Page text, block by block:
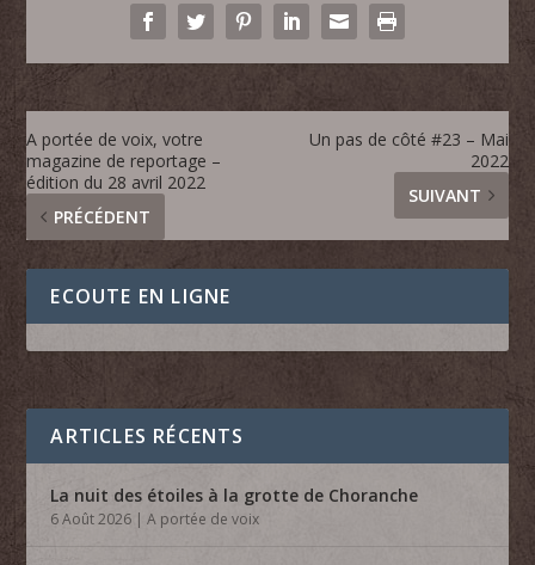
A portée de voix, votre
magazine de reportage –
édition du 28 avril 2022
PRÉCÉDENT
Un pas de côté #23 – Mai
2022
SUIVANT
ECOUTE EN LIGNE
ARTICLES RÉCENTS
La nuit des étoiles à la grotte de Choranche
6 Août 2026 |A portée de voix